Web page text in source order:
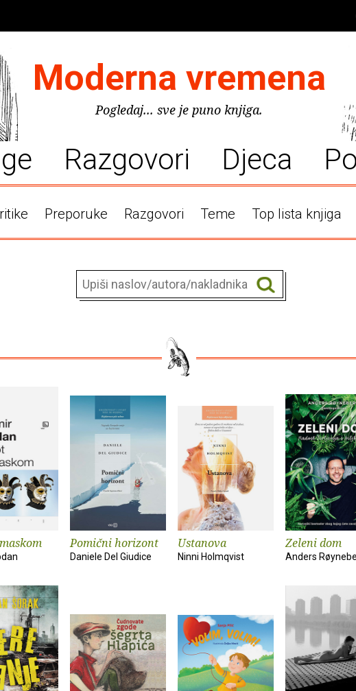
Moderna vremena
Pogledaj... sve je puno knjiga.
Razgovori Djeca
Preporuke Razgovori Teme Top lista knjiga
Pomični horizont
Daniele Del Giudice
Ustanova
Ninni Holmqvist
Zeleni dom
Anders